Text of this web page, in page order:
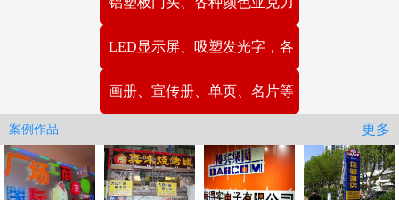
制作安装
LED显示屏、吸塑发光字，各
种电子屏
画册、宣传册、单页、名片等
案例作品 更多